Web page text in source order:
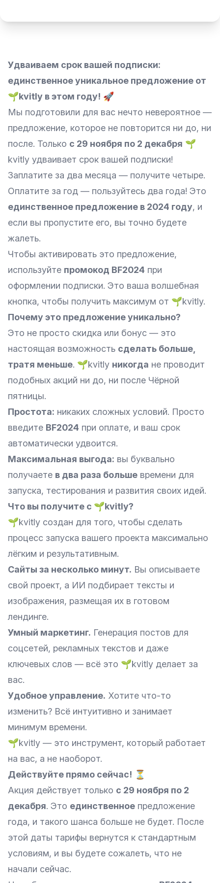
Удваиваем срок вашей подписки:
единственное уникальное предложение от
🌱kvitly в этом году! 🚀
Мы подготовили для вас нечто невероятное —
предложение, которое не повторится ни до, ни
после. Только с 29 ноября по 2 декабря 🌱
kvitly удваивает срок вашей подписки!
Заплатите за два месяца — получите четыре.
Оплатите за год — пользуйтесь два года! Это
единственное предложение в 2024 году, и
если вы пропустите его, вы точно будете
жалеть.
Чтобы активировать это предложение,
используйте промокод BF2024 при
оформлении подписки. Это ваша волшебная
кнопка, чтобы получить максимум от 🌱kvitly.
Почему это предложение уникально?
Это не просто скидка или бонус — это
настоящая возможность сделать больше,
тратя меньше. 🌱kvitly никогда не проводит
подобных акций ни до, ни после Чёрной
пятницы.
Простота: никаких сложных условий. Просто
введите BF2024 при оплате, и ваш срок
автоматически удвоится.
Максимальная выгода: вы буквально
получаете в два раза больше времени для
запуска, тестирования и развития своих идей.
Что вы получите с 🌱kvitly?
🌱kvitly создан для того, чтобы сделать
процесс запуска вашего проекта максимально
лёгким и результативным.
Сайты за несколько минут. Вы описываете
свой проект, а ИИ подбирает тексты и
изображения, размещая их в готовом
лендинге.
Умный маркетинг. Генерация постов для
соцсетей, рекламных текстов и даже
ключевых слов — всё это 🌱kvitly делает за
вас.
Удобное управление. Хотите что-то
изменить? Всё интуитивно и занимает
минимум времени.
🌱kvitly — это инструмент, который работает
на вас, а не наоборот.
Действуйте прямо сейчас! ⏳
Акция действует только с 29 ноября по 2
декабря. Это единственное предложение
года, и такого шанса больше не будет. После
этой даты тарифы вернутся к стандартным
условиям, и вы будете сожалеть, что не
начали сейчас.